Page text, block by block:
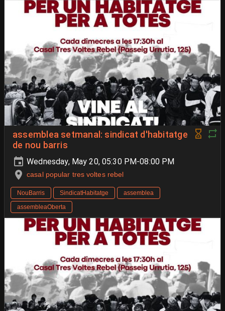
assemblea setmanal: sindicat d'habitatge
de nou barris
Wednesday, May 20, 05:30 PM-08:00 PM
casal popular tres voltes rebel
NouBarris SindicatHabitatge
assemblea
assembleaOberta